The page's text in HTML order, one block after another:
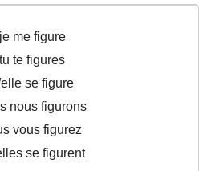
je me figure
tu te figures
se figure
nous figurons
vous figurez
se figurent